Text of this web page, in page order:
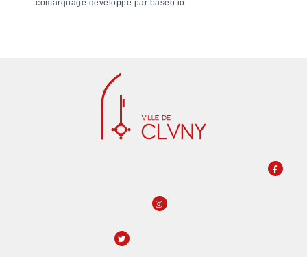
comarquage developpé par baseo.io